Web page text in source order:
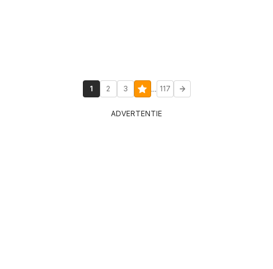
1 2 3 ... 117
ADVERTENTIE